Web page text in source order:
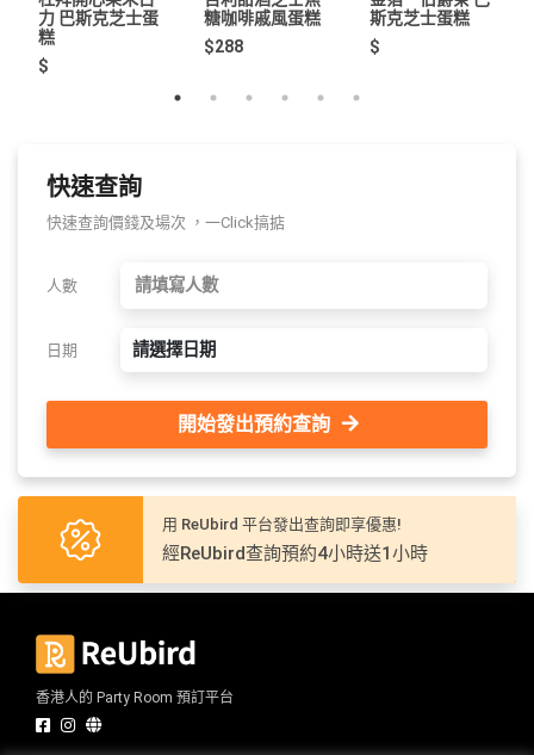
力 巴斯克芝士蛋
糕
$
糖咖啡戚風蛋糕
$288
斯克芝士蛋糕
$
快速查詢
快速查詢價錢及場次 ，一Click搞掂
人數
日期 請選擇日期
開始發出預約查詢
用 ReUbird 平台發出查詢即享優惠!
經ReUbird查詢預約4小時送1小時
香港人的 Party Room 預訂平台